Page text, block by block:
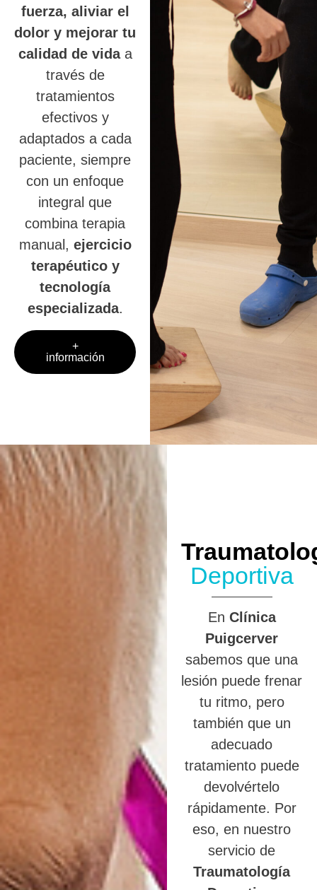
fuerza, aliviar el
dolor y mejorar tu
calidad de vidaa
través de
tratamientos
efectivos y
adaptados a cada
paciente, siempre
con un enfoque
integral que
combina terapia
manual, ejercicio
terapéutico y
tecnología
especializada.
+
información
Deportiva
En Clínica
Puigcerver
sabemos que una
lesión puede frenar
tu ritmo, pero
también que un
adecuado
tratamiento puede
devolvértelo
rápidamente. Por
eso, en nuestro
servicio de
Traumatología